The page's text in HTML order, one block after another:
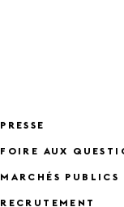
PRESSE
FOIRE AUX
MARCHÉS PUBLICS
RECRUTEMENT